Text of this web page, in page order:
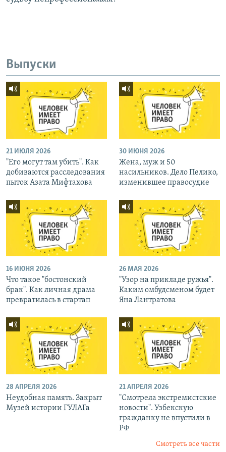
Выпуски
21 ИЮЛЯ 2026
"Его могут там убить". Как
добиваются расследования
пыток Азата Мифтахова
30 ИЮНЯ 2026
Жена, муж и 50
насильников. Дело Пелико,
изменившее правосудие
16 ИЮНЯ 2026
Что такое "бостонский
брак". Как личная драма
превратилась в стартап
26 МАЯ 2026
"Узор на прикладе ружья".
Каким омбудсменом будет
Яна Лантратова
28 АПРЕЛЯ 2026
Неудобная память. Закрыт
Музей истории ГУЛАГа
21 АПРЕЛЯ 2026
"Смотрела экстремистские
новости". Узбекскую
гражданку не впустили в
РФ
Смотреть все части